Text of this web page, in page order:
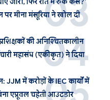
पर मीना मंसूरिया ने खोल दी
की अनिश्चितकालीन
महासंघ (एकीकृत) ने दिया
में करोड़ों के IEC कार्यों में
एप्रूवल चहेती आउटडोर